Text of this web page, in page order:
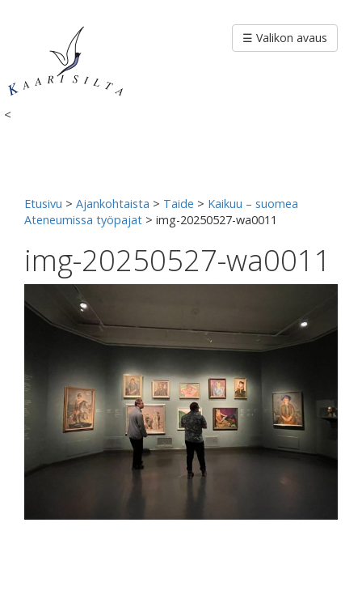
<
☰ Valikon avaus
Etusivu > Ajankohtaista > Taide > Kaikuu – suomea
Ateneumissa työpajat > img-20250527-wa0011
img-20250527-wa0011